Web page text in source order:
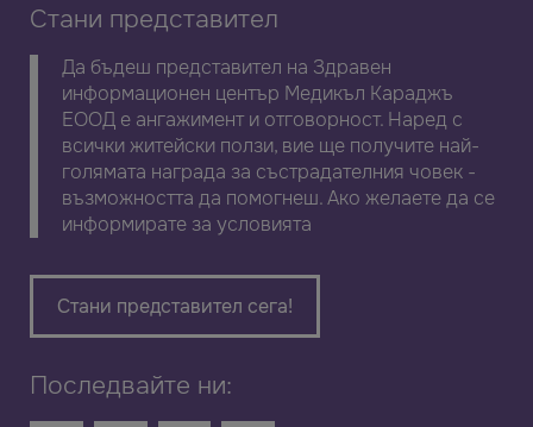
Стани представител
Да бъдеш представител на Здравен
информационен център Медикъл Караджъ
ЕООД е ангажимент и отговорност. Наред с
всички житейски ползи, вие ще получите най-
голямата награда за състрадателния човек -
възможността да помогнеш. Ако желаете да се
информирате за условията
Стани представител сега!
Последвайте ни: